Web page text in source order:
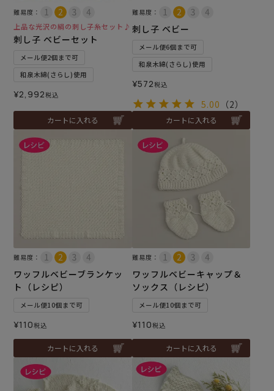
難易度：
上品な光沢の絹の刺し子糸セット♪
刺し子 ベビーセット
メール便2個まで可
和泉木綿(さらし)使用
¥2,992税込
カートに入れる
難易度：
刺し子 ベビー
メール便6個まで可
和泉木綿(さらし)使用
¥572税込
5.00 （2）
カートに入れる
難易度：
ワッフルベビーブランケッ
ト（レシピ）
メール便10個まで可
¥110税込
カートに入れる
難易度：
ワッフルベビーキャップ＆
ソックス（レシピ）
メール便10個まで可
¥110税込
カートに入れる